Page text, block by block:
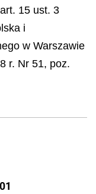
15 ust. 3
i
w Warszawie
r. Nr 51, poz.